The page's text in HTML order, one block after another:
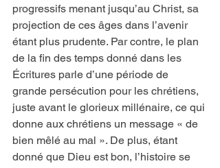
progressifs menant jusqu’au Christ, sa
projection de ces âges dans l’avenir
étant plus prudente. Par contre, le plan
de la fin des temps donné dans les
Écritures parle d’une période de
grande persécution pour les chrétiens,
juste avant le glorieux millénaire, ce qui
donne aux chrétiens un message « de
bien mêlé au mal ». De plus, étant
donné que Dieu est bon, l’histoire se